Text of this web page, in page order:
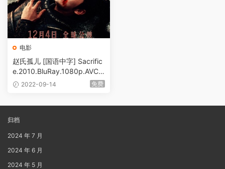
电影
赵氏孤儿 [国语中字] Sacrific
e.2010.BluRay.1080p.AVC.T
rueHD5.1 [BDMV 23.23GB]
2022-09-14 免费
归档
2024 年 7 月
2024 年 6 月
2024 年 5 月